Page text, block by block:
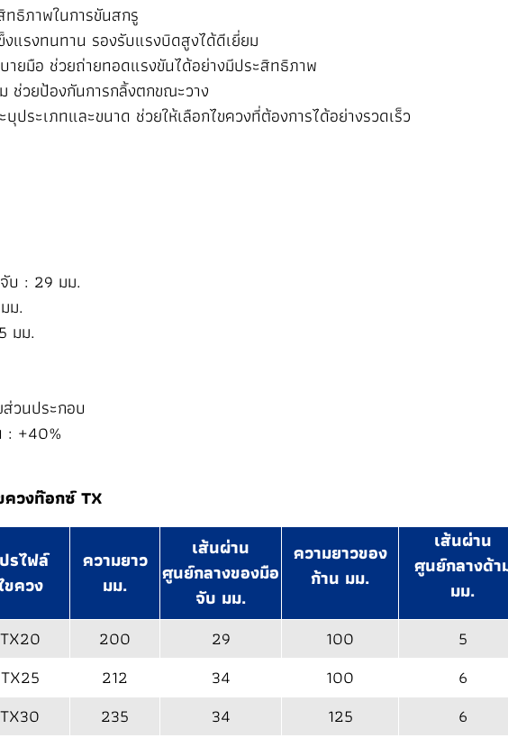
ธิภาพในการขันสกรู
แรงทนทาน รองรับแรงบิดสูงได้ดีเยี่ยม
ยมือ ช่วยถ่ายทอดแรงขันได้อย่างมีประสิทธิภาพ
ช่วยป้องกันการกลิ้งตกขณะวาง
ะเภทและขนาด ช่วยให้เลือกไขควงที่ต้องการได้อย่างรวดเร็ว
บ : 29 มม.
ม.
มม.
วนประกอบ
: +40%
ควงท๊อกซ์ TX
รไฟล์
ขควง
ความยาว
มม.
เส้นผ่าน
ศูนย์กลางของมือ
จับ มม.
ความยาวของ
ก้าน มม.
เส้นผ่าน
ศูนย์กลางด้า
มม.
TX20 200 29 100 5
TX25 212 34 100 6
TX30 235 34 125 6